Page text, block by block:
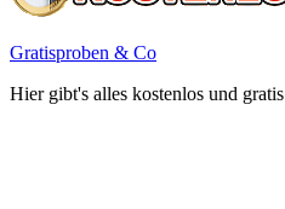
Gratisproben & Co
Hier gibt's alles kostenlos und gratis